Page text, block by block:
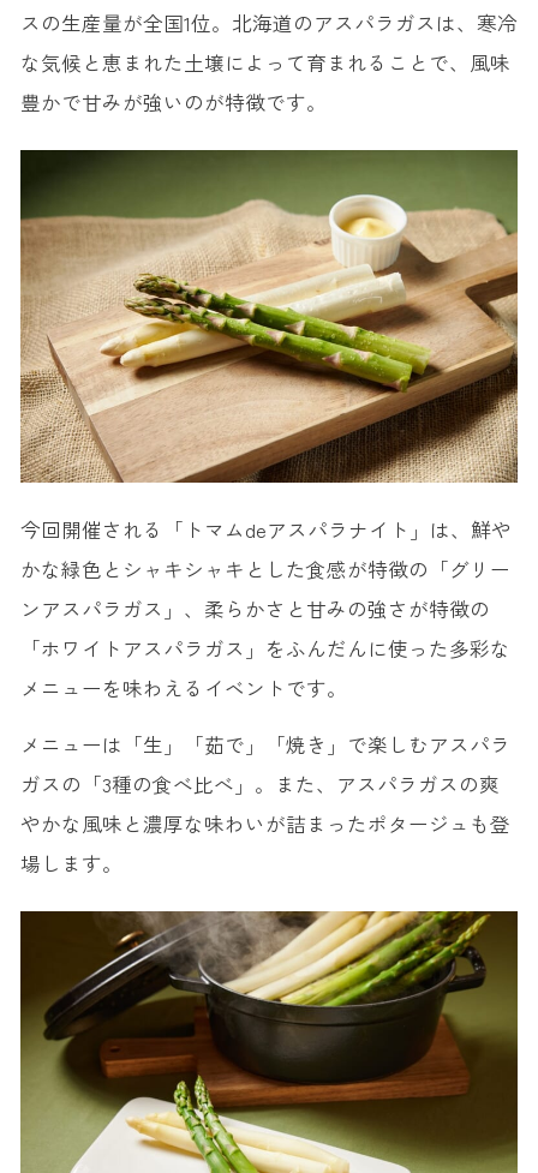
スの生産量が全国1位。北海道のアスパラガスは、寒冷
な気候と恵まれた土壌によって育まれることで、風味
豊かで甘みが強いのが特徴です。
今回開催される「トマムdeアスパラナイト」は、鮮や
かな緑色とシャキシャキとした食感が特徴の「グリー
ンアスパラガス」、柔らかさと甘みの強さが特徴の
「ホワイトアスパラガス」をふんだんに使った多彩な
メニューを味わえるイベントです。
メニューは「生」「茹で」「焼き」で楽しむアスパラ
ガスの「3種の食べ比べ」。また、アスパラガスの爽
やかな風味と濃厚な味わいが詰まったポタージュも登
場します。